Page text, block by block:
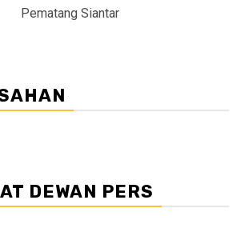
Pematang Siantar
DEWAN PERS